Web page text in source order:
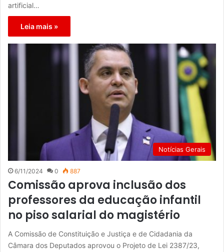
artificial…
Leia mais »
Notícias Gerais
6/11/2024 0 887
Comissão aprova inclusão dos
professores da educação infantil
no piso salarial do magistério
A Comissão de Constituição e Justiça e de Cidadania da
Câmara dos Deputados aprovou o Projeto de Lei 2387/23,